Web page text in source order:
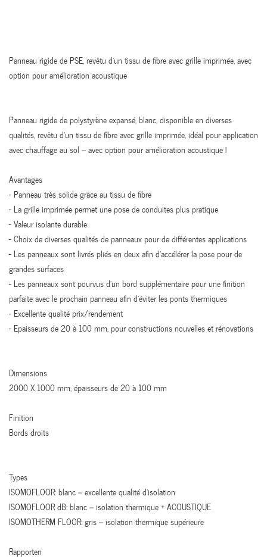
Panneau rigide de PSE, revêtu d'un tissu de fibre avec grille imprimée, avec
option pour amélioration acoustique
Panneau rigide de polystyrène expansé, blanc, disponible en diverses
qualités, revêtu d’un tissu de fibre avec grille imprimée, idéal pour application
avec chauffage au sol – avec option pour amélioration acoustique !
Avantages
- Panneau très solide grâce au tissu de fibre
- La grille imprimée permet une pose de conduites plus pratique
- Valeur isolante durable
- Choix de diverses qualités de panneaux pour de différentes applications
- Les panneaux sont livrés pliés en deux afin d’accélérer la pose pour de
grandes surfaces
- Les panneaux sont pourvus d’un bord supplémentaire pour une finition
parfaite avec le prochain panneau afin d’éviter les ponts thermiques
- Excellente qualité prix/rendement
- Epaisseurs de 20 à 100 mm, pour constructions nouvelles et rénovations
Dimensions
2000 X 1000 mm, épaisseurs de 20 à 100 mm
Finition
Bords droits
Types
ISOMOFLOOR: blanc – excellente qualité d’isolation
ISOMOFLOOR dB: blanc – isolation thermique + ACOUSTIQUE
ISOMOTHERM FLOOR: gris – isolation thermique supérieure
Rapporten